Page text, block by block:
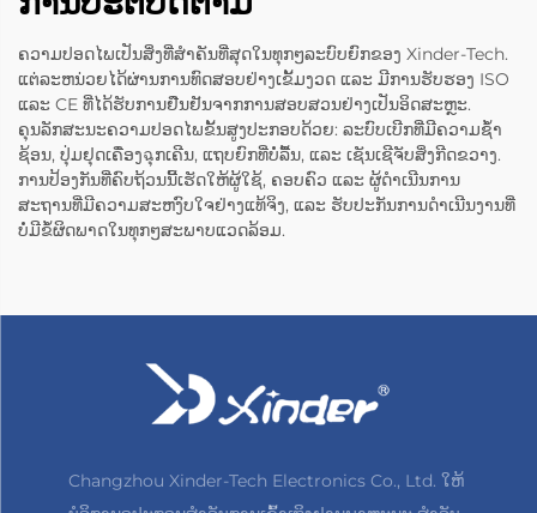
ຄວາມປອດໄພເປັນສິ່ງທີ່ສຳຄັນທີ່ສຸດໃນທຸກໆລະບົບຍົກຂອງ Xinder-Tech.
ແຕ່ລະຫນ່ວຍໄດ້ຜ່ານການທົດສອບຢ່າງເຂັ້ມງວດ ແລະ ມີການຮັບຮອງ ISO
ແລະ CE ທີ່ໄດ້ຮັບການຢືນຢັນຈາກການສອບສວນຢ່າງເປັນອິດສະຫຼະ.
ຄຸນລັກສະນະຄວາມປອດໄພຂັ້ນສູງປະກອບດ້ວຍ: ລະບົບເບີກທີ່ມີຄວາມຊ້ຳ
ຊ້ອນ, ປຸ່ມຢຸດເຄື່ອງฉຸກເຄີນ, ແຖບຍົກທີ່ບໍ່ລື້ນ, ແລະ ເຊັນເຊີຈັບສິ່ງກີດຂວາງ.
ການປ້ອງກັນທີ່ຄົບຖ້ວນນີ້ເຮັດໃຫ້ຜູ້ໃຊ້, ຄອບຄົວ ແລະ ຜູ້ດຳເນີນການ
ສະຖານທີ່ມີຄວາມສະຫງົບໃຈຢ່າງແທ້ຈິງ, ແລະ ຮັບປະກັນການດຳເນີນງານທີ່
ບໍ່ມີຂໍ້ຜິດພາດໃນທຸກໆສະພາບແວດລ້ອມ.
Changzhou Xinder-Tech Electronics Co., Ltd. ໃຫ້